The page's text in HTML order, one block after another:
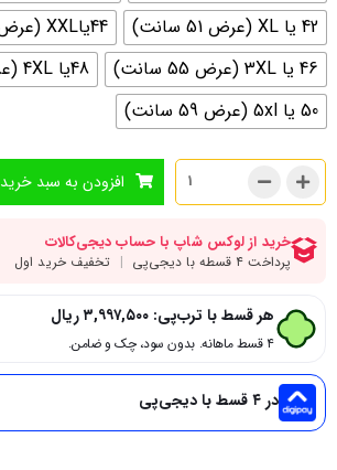
42 یا XL (عرض 51 سانت)
44یاXXL (عرض 53 سانت)
46 یا 3XL (عرض 55 سانت)
48یا 4XL (عرض 57 سانت)
50 یا 5xl (عرض 59 سانت)
افزودن به سبد خرید
هر قسط با ترب‌پی: ۳,۹۹۷,۵۰۰ریال
۴ قسط ماهانه. بدون سود، چک و ضامن.
در ۴ قسط با دیجی‌پی